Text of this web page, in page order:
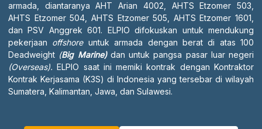
armada, diantaranya AHT Arian 4002, AHTS Etzomer 503,
AHTS Etzomer 504, AHTS Etzomer 505, AHTS Etzomer 1601,
dan PSV Anggrek 601. ELPIO difokuskan untuk mendukung
pekerjaan offshore untuk armada dengan berat di atas 100
Deadweight (Big Marine) dan untuk pangsa pasar luar negeri
(Overseas).ELPIO saat ini memiki kontrak dengan Kontraktor
Kontrak Kerjasama (K3S) di Indonesia yang tersebar di wilayah
Sumatera, Kalimantan, Jawa, dan Sulawesi.